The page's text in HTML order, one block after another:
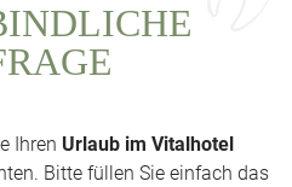
Ihren Urlaub im Vitalhotel
Bitte füllen Sie einfach das